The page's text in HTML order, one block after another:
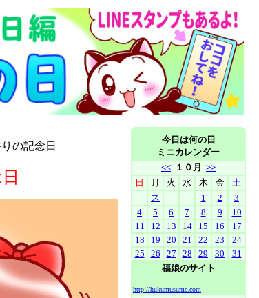
の記念日
今日は何の日
ミニカレンダー
<< １０月 >>
日
月 火 水 木 金
土
ス
1 2
3
4
5 6 7 8 9
10
11
12 13 14 15 16
17
18
19 20 21 22 23
24
25
26 27 28 29 30
31
福娘のサイト
http://hukumusume.com